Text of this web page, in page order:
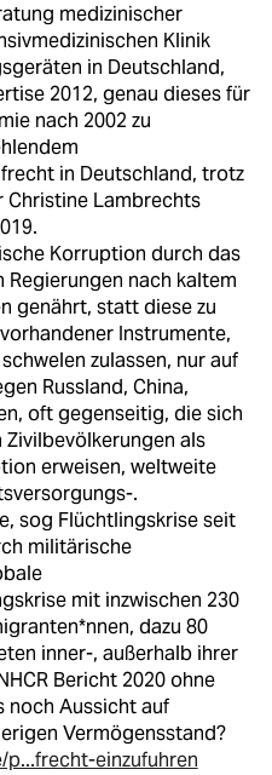
medizinischer
Klinik
in Deutschland,
2012, genau dieses für
nach 2002 zu
in Deutschland, trotz
Christine Lambrechts
Korruption durch das
Regierungen nach kaltem
genährt, statt diese zu
Instrumente,
zulassen, nur auf
Russland, China,
oft gegenseitig, die sich
als
erweisen, weltweite
.
sog Flüchtlingskrise seit
militärische
mit inzwischen 230
dazu 80
inner-, außerhalb ihrer
Bericht 2020 ohne
noch Aussicht auf
Vermögensstand?
einzufuhren